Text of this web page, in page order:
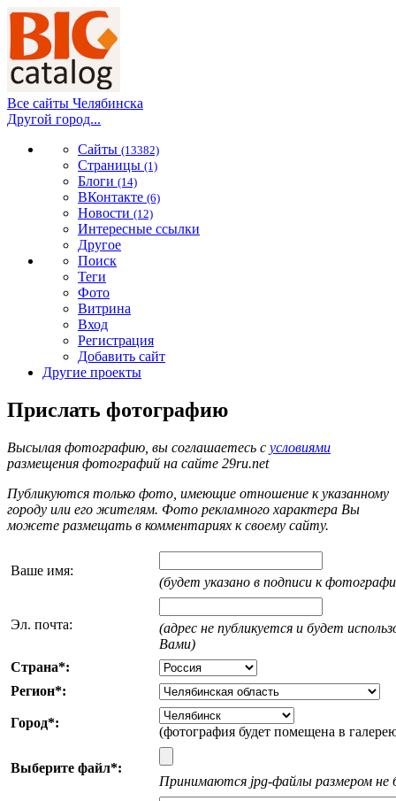
Все сайты Челябинска
Другой город...
Сайты (13382)
Страницы (1)
Блоги (14)
ВКонтакте (6)
Новости (12)
Интересные ссылки
Другое
Поиск
Теги
Фото
Витрина
Вход
Регистрация
Добавить сайт
Другие проекты
Прислать фотографию
Высылая фотографию, вы соглашаетесь с условиями
размещения фотографий на сайте 29ru.net
Публикуются только фото, имеющие отношение к указанному
городу или его жителям. Фото рекламного характера Вы
можете размещать в комментариях к своему сайту.
Ваше имя:
(будет указано в подписи к
Эл. почта:
(адрес не публикуется и будет
Вами)
Страна*:
Регион*:
Город*:
(фотография будет помещена в
Выберите файл*:
Принимаются jpg-файлы размером не